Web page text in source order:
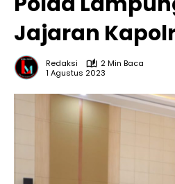
Jajaran
Redaksi
2 Min Baca
1 Agustus 2023